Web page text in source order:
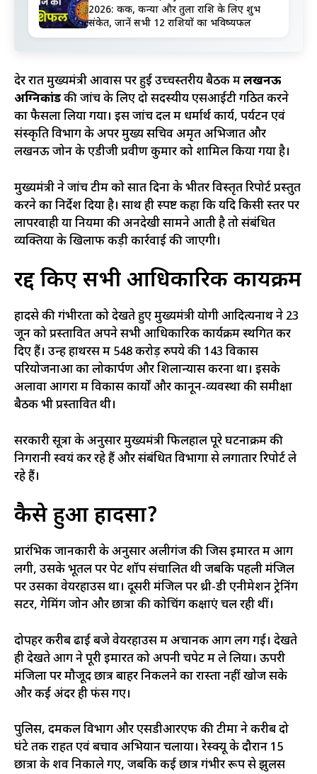
2026: कर्क, कन्या और तुला राशि के लिए शुभ
संकेत, जानें सभी 12 राशियों का भविष्यफल
देर रात मुख्यमंत्री आवास पर हुई उच्चस्तरीय बैठक मेंलखनऊ
अग्निकांडकी जांच के लिए दो सदस्यीय एसआईटी गठित करने
का फैसला लिया गया। इस जांच दल में धर्मार्थ कार्य, पर्यटन एवं
संस्कृति विभाग के अपर मुख्य सचिव अमृत अभिजात और
लखनऊ जोन के एडीजी प्रवीण कुमार को शामिल किया गया है।
मुख्यमंत्री ने जांच टीम को सात दिनों के भीतर विस्तृत रिपोर्ट प्रस्तुत
करने का निर्देश दिया है। साथ ही स्पष्ट कहा कि यदि किसी स्तर पर
लापरवाही या नियमों की अनदेखी सामने आती है तो संबंधित
व्यक्तियों के खिलाफ कड़ी कार्रवाई की जाएगी।
रद्द किए सभी आधिकारिक कार्यक्रम
हादसे की गंभीरता को देखते हुए मुख्यमंत्री योगी आदित्यनाथ ने 23
जून को प्रस्तावित अपने सभी आधिकारिक कार्यक्रम स्थगित कर
दिए हैं। उन्हें हाथरस में 548 करोड़ रुपये की 143 विकास
परियोजनाओं का लोकार्पण और शिलान्यास करना था। इसके
अलावा आगरा में विकास कार्यों और कानून-व्यवस्था की समीक्षा
बैठक भी प्रस्तावित थी।
सरकारी सूत्रों के अनुसार मुख्यमंत्री फिलहाल पूरे घटनाक्रम की
निगरानी स्वयं कर रहे हैं और संबंधित विभागों से लगातार रिपोर्ट ले
रहे हैं।
कैसे हुआ हादसा?
प्रारंभिक जानकारी के अनुसार अलीगंज की जिस इमारत में आग
लगी, उसके भूतल पर पेट शॉप संचालित थी जबकि पहली मंजिल
पर उसका वेयरहाउस था। दूसरी मंजिल पर थ्री-डी एनीमेशन ट्रेनिंग
सेंटर, गेमिंग जोन और छात्रों की कोचिंग कक्षाएं चल रही थीं।
दोपहर करीब ढाई बजे वेयरहाउस में अचानक आग लग गई। देखते
ही देखते आग ने पूरी इमारत को अपनी चपेट में ले लिया। ऊपरी
मंजिलों पर मौजूद छात्र बाहर निकलने का रास्ता नहीं खोज सके
और कई अंदर ही फंस गए।
पुलिस, दमकल विभाग और एसडीआरएफ की टीमों ने करीब दो
घंटे तक राहत एवं बचाव अभियान चलाया। रेस्क्यू के दौरान 15
छात्रों के शव निकाले गए, जबकि कई छात्र गंभीर रूप से झुलस